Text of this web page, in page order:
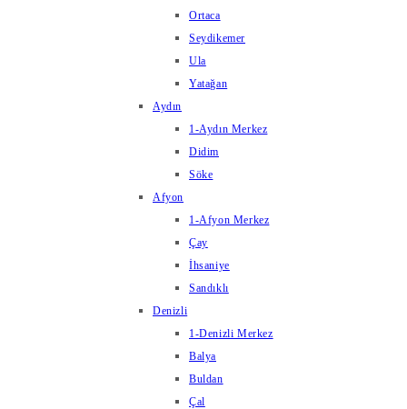
Ortaca
Seydikemer
Ula
Yatağan
Aydın
1-Aydın Merkez
Didim
Söke
Afyon
1-Afyon Merkez
Çay
İhsaniye
Sandıklı
Denizli
1-Denizli Merkez
Balya
Buldan
Çal